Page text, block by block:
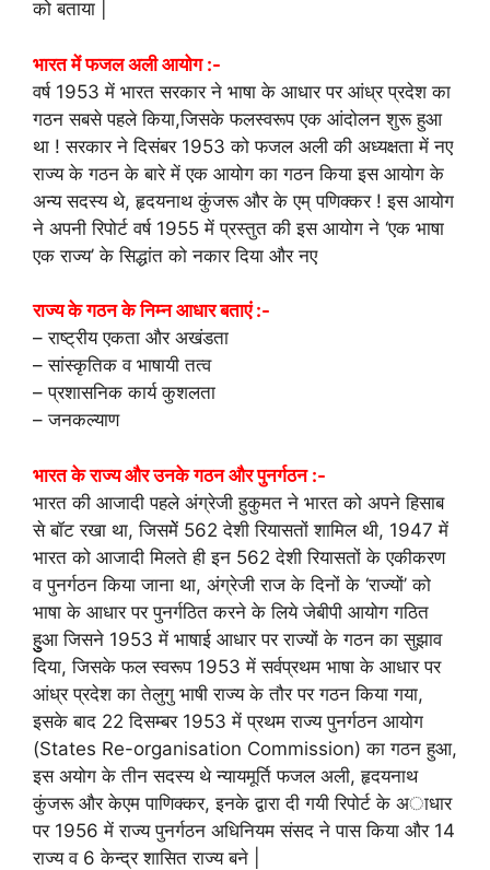
को बताया |
भारत में फजल अली आयोग :-
वर्ष 1953 में भारत सरकार ने भाषा के आधार पर आंध्र प्रदेश का
गठन सबसे पहले किया,जिसके फलस्वरूप एक आंदोलन शुरू हुआ
था ! सरकार ने दिसंबर 1953 को फजल अली की अध्यक्षता में नए
राज्य के गठन के बारे में एक आयोग का गठन किया इस आयोग के
अन्य सदस्य थे, हृदयनाथ कुंजरू और के एम् पणिक्कर ! इस आयोग
ने अपनी रिपोर्ट वर्ष 1955 में प्रस्तुत की इस आयोग ने ‘एक भाषा
एक राज्य’ के सिद्धांत को नकार दिया और नए
राज्य के गठन के निम्न आधार बताएं :-
– राष्ट्रीय एकता और अखंडता
– सांस्कृतिक व भाषायी तत्व
– प्रशासनिक कार्य कुशलता
– जनकल्याण
भारत के राज्‍य और उनके गठन और पुनर्गठन :-
भारत की आजादी पहले अंग्रेजी हुकुमत ने भारत को अपने हिसाब
से बॉट रखा था, जिसमेें 562 देशी रियासतों शामिल थी, 1947 में
भारत को आजादी मिलते ही इन 562 देशी रियासतों के एकीकरण
व पुनर्गठन किया जाना था, अंग्रेजी राज के दिनों के ‘राज्यों’ को
भाषा के आधार पर पुनर्गठित करने के लिये जेबीपी आयोग गठित
हुुुुआ जिसने 1953 में भाषाई आधार पर राज्यों के गठन का सुझाव
दिया, जिसके फल स्‍वरूप 1953 में सर्वप्रथम भाषा के आधार पर
आंध्र प्रदेश का तेलुगु भाषी राज्य के तौर पर गठन किया गया,
इसके बाद 22 दिसम्बर 1953 में प्रथम राज्य पुनर्गठन आयोग
(States Re-organisation Commission) का गठन हुआ,
इस अयोग के तीन सदस्‍य थे न्यायमूर्ति फजल अली, हृदयनाथ
कुंजरू और केएम पाणिक्कर, इनके द्वारा दी गयी रिपोर्ट के अाधार
पर 1956 में राज्य पुनर्गठन अधिनियम संसद ने पास किया और 14
राज्य व 6 केन्द्र शासित राज्य बने |